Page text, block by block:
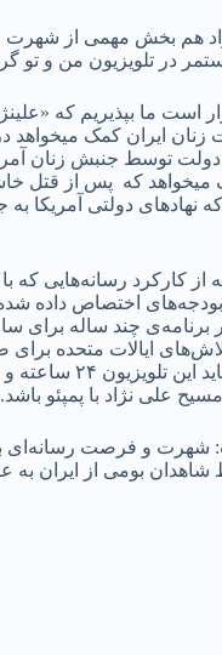
ژاد هم بخش مهمی از
در تلویزیون من و تو
است ما بپذیریم که
ایران کمک میخواهد
توسط جنبش زنان
که پس از قتل
دولتی آمریکا
۲۰۱۸، گزارش سالیانه از
بودجه‌های اختصاص داده
ایالات متحده برای
همکاری
علی نژاد با پمپئو باشد.
شهرت و فرصت رسانه‌ای
بومی از ایران به